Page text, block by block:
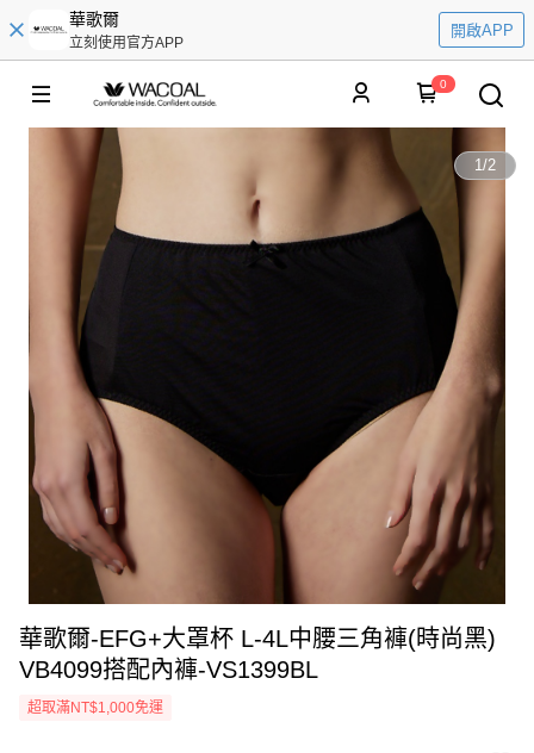
華歌爾
立刻使用官方APP
開啟APP
0
1/2
華歌爾-EFG+大罩杯 L-4L中腰三角褲(時尚黑)
VB4099搭配內褲-VS1399BL
超取滿NT$1,000免運